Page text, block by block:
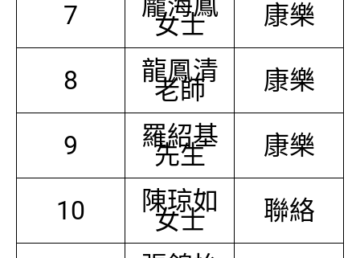
7 女士 康樂
8 龍鳳清
老師 康樂
9 羅紹基
先生 康樂
10 陳琼如
女士 聯絡